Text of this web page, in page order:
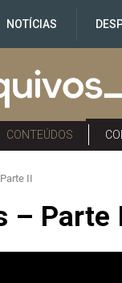
NOTÍCIAS
CONTEÚDOS
II
– Parte